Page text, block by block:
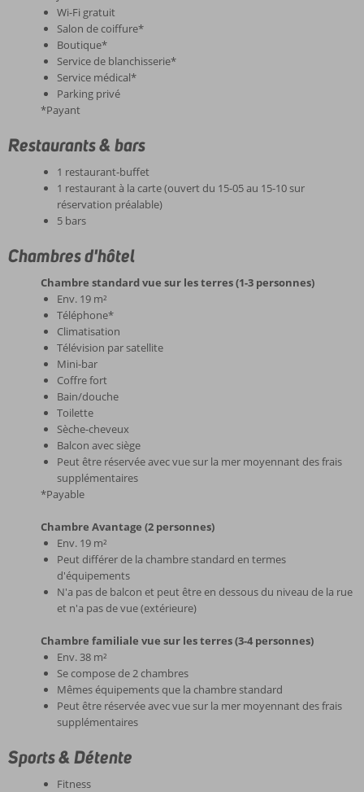
Wi-Fi gratuit
Salon de coiffure*
Boutique*
Service de blanchisserie*
Service médical*
Parking privé
*Payant
Restaurants & bars
1 restaurant-buffet
1 restaurant à la carte (ouvert du 15-05 au 15-10 sur
réservation préalable)
5 bars
Chambres d'hôtel
Chambre standard vue sur les terres (1-3 personnes)
Env. 19 m²
Téléphone*
Climatisation
Télévision par satellite
Mini-bar
Coffre fort
Bain/douche
Toilette
Sèche-cheveux
Balcon avec siège
Peut être réservée avec vue sur la mer moyennant des frais
supplémentaires
*Payable
Chambre Avantage (2 personnes)
Env. 19 m²
Peut différer de la chambre standard en termes
d'équipements
N'a pas de balcon et peut être en dessous du niveau de la rue
et n'a pas de vue (extérieure)
Chambre familiale vue sur les terres (3-4 personnes)
Env. 38 m²
Se compose de 2 chambres
Mêmes équipements que la chambre standard
Peut être réservée avec vue sur la mer moyennant des frais
supplémentaires
Sports & Détente
Fitness